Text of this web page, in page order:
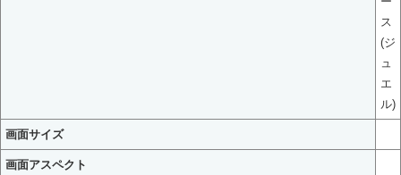
ス
(ジ
ュ
エ
ル)
画面サイズ
画面アスペクト